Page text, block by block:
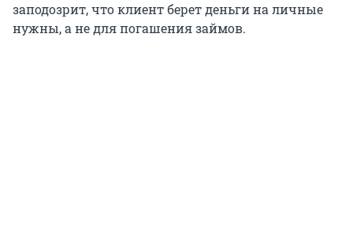
заподозрит, что клиент берет деньги на личные
нужны, а не для погашения займов.